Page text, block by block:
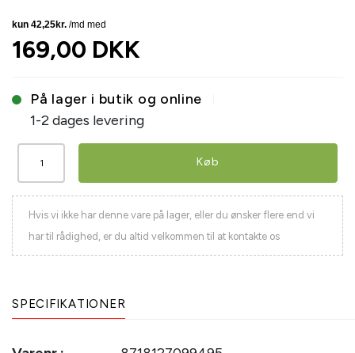
169,00 DKK
På lager i butik og online
1-2 dages levering
Køb
Hvis vi ikke har denne vare på lager, eller du ønsker flere end vi
har til rådighed, er du altid velkommen til at kontakte os
SPECIFIKATIONER